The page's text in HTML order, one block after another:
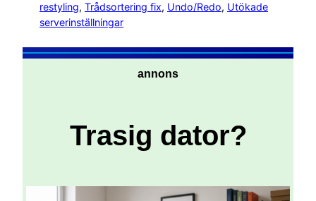
restyling, Trådsortering fix, Undo/Redo, Utökade
serverinställningar
annons
Trasig dator?